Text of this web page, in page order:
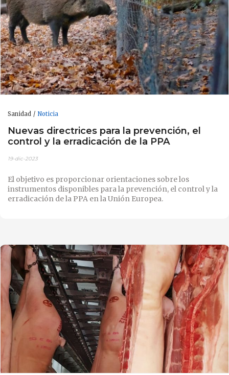
Sanidad Noticia
Nuevas directrices para la prevención, el
control y la erradicación de la PPA
19-dic-2023
El objetivo es proporcionar orientaciones sobre los
instrumentos disponibles para la prevención, el control y la
erradicación de la PPA en la Unión Europea.